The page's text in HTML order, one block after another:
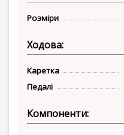
Розміри
Ходова:
Каретка
Педалі
Компоненти: